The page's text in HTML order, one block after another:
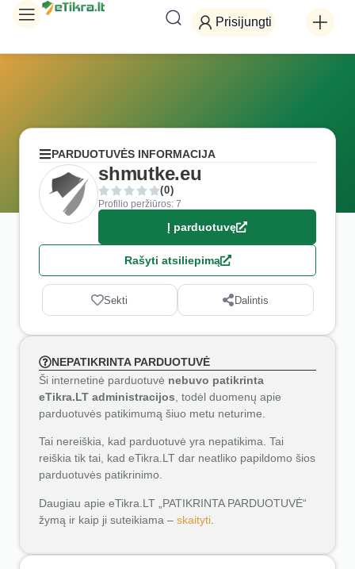
Prisijungti
PARDUOTUVĖS INFORMACIJA
shmutke.eu
(0)
Profilio peržiūros: 7
Į parduotuvę
Rašyti atsiliepimą
Sekti Dalintis
NEPATIKRINTA PARDUOTUVĖ
Ši internetinė parduotuvė nebuvo patikrinta
eTikra.LT administracijos , todėl duomenų apie
parduotuvės patikimumą šiuo metu neturime.
Tai nereiškia, kad parduotuvė yra nepatikima. Tai
reiškia tik tai, kad eTikra.LT dar neatliko papildomo šios
parduotuvės patikrinimo.
Daugiau apie eTikra.LT „PATIKRINTA PARDUOTUVĖ“
žymą ir kaip ji suteikiama – skaityti